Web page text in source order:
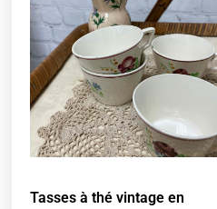
Tasses à thé vintage en